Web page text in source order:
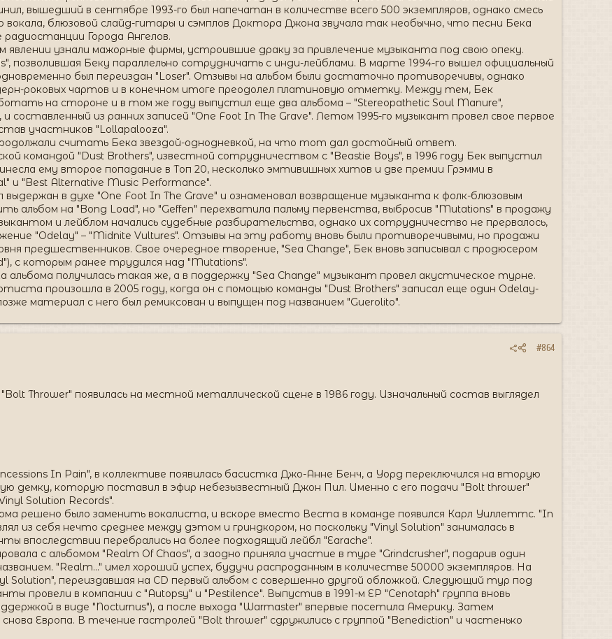
вышедший в сентябре 1993-го был напечатан в количестве всего 500 экземпляров, однако смесь
вокала, блюзовой слайд-гитары и сэмплов Доктора Джона звучала так необычно, что песни Бека
Города Ангелов.
явлении узнали мажорные фирмы, устроившие драку за привлечение музыканта под свою опеку.
позволившая Беку параллельно сотрудничать с инди-лейблами. В марте 1994-го вышел официальный
был переиздан "Loser". Отзывы на альбом были достаточно противоречивы, однако
роковых чартов и в конечном итоге преодолел платиновую отметку. Между тем, Бек
на стороне и в том же году выпустил еще два альбома – "Stereopathetic Soul Manure",
составленный из ранних записей "One Foot In The Grave". Летом 1995-го музыкант провел свое первое
участников "Lollapalooza".
считать Бека звездой-однодневкой, на что тот дал достойный ответ.
командой "Dust Brothers", известной сотрудничеством с "Beastie Boys", в 1996 году Бек выпустил
ему второе попадание в Топ 20, несколько эмтивишных хитов и две премии Грэмми в
и "Best Alternative Music Performance".
в духе "One Foot In The Grave" и ознаменовал возвращение музыканта к фолк-блюзовым
альбом на "Bong Load", но "Geffen" перехватила пальму первенства, выбросив "Mutations" в продажу
и лейблом начались судебные разбирательства, однако их сотрудничество не прервалось,
"Odelay" – "Midnite Vultures". Отзывы на эту работу вновь были противоречивыми, но продажи
предшественников. Свое очередное творение, "Sea Change", Бек вновь записывал с продюсером
с которым ранее трудился над "Mutations".
получилась такая же, а в поддержку "Sea Change" музыкант провел акустическое турне.
произошла в 2005 году, когда он с помощью команды "Dust Brothers" записал еще один Odelay-
материал с него был ремиксован и выпущен под названием "Guerolito".
#864
Thrower" появилась на местной металлической сцене в 1986 году. Изначальный состав выглядел
In Pain", в коллективе появилась басистка Джо-Анне Бенч, а Уорд переключился на вторую
демку, которую поставил в эфир небезызвестный Джон Пил. Именно с его подачи "Bolt thrower"
Solution Records".
решено было заменить вокалиста, и вскоре вместо Веста в команде появился Карл Уиллеттс. "In
из себя нечто среднее между дэтом и гриндкором, но поскольку "Vinyl Solution" занималась в
впоследствии перебрались на более подходящий лейбл "Earache".
с альбомом "Realm Of Chaos", а заодно приняла участие в туре "Grindcrusher", подарив один
"Realm…" имел хороший успех, будучи распроданным в количестве 50000 экземпляров. На
Solution", переиздавшая на CD первый альбом с совершенно другой обложкой. Следующий тур под
провели в компании с "Autopsy" и "Pestilence". Выпустив в 1991-м EP "Cenotaph" группа вновь
в виде "Nocturnus"), а после выхода "Warmaster" впервые посетила Америку. Затем
Европа. В течение гастролей "Bolt thrower" сдружились с группой "Benediction" и частенько